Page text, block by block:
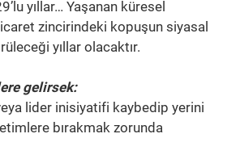
yıllar… Yaşanan küresel
zincirindeki kopuşun siyasal
yıllar olacaktır.
gelirsek:
lider inisiyatifi kaybedip yerini
bırakmak zorunda